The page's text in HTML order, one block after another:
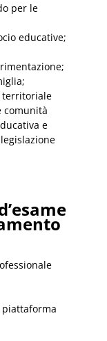
per le
educative;
territoriale
comunità
e